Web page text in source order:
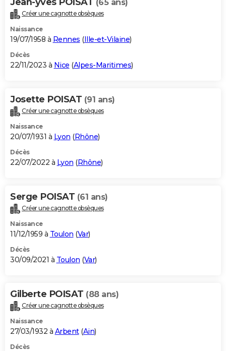
VOYAGE
Destinations
City break
Voyage nature
Voyage de noces
Forum
Climat
+PHOTO
GUIDES D'ACHAT
BONS PLANS
Carte de Noël
Carte Bonne année
Carte Saint-Valentin
Carte Pâques
Carte d'anniversaire
DICTIONNAIRE
Dictionnaire
Biographies
Citations
Expressions
Proverbes
PROGRAMME TV
S'inscrire
Se connecter
Lycées
Collèges
Primaires
Universités
Entreprises
Service militaire
Avis de recherche
AVIS DE DÉCÈS
Bricolage
Lifestyle
Culture
Sport
Auto
Television
Voyage
Cinema
(65 ans)
Créer une cagnotte obsèques
Naissance
19/07/1958 à Rennes (Ille-et-Vilaine)
Décès
22/11/2023 à Nice (Alpes-Maritimes)
Josette POISAT (91 ans)
Créer une cagnotte obsèques
Naissance
20/07/1931 à Lyon (Rhône)
Décès
22/07/2022 à Lyon (Rhône)
Serge POISAT (61 ans)
Créer une cagnotte obsèques
Naissance
11/12/1959 à Toulon (Var)
Décès
30/09/2021 à Toulon (Var)
Gilberte POISAT (88 ans)
Créer une cagnotte obsèques
Naissance
27/03/1932 à Arbent(Ain)
Décès